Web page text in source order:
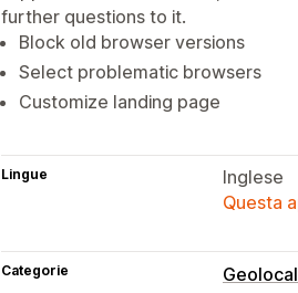
further questions to it.
Block old browser versions
Select problematic browsers
Customize landing page
Lingue
Inglese
Questa
Categorie